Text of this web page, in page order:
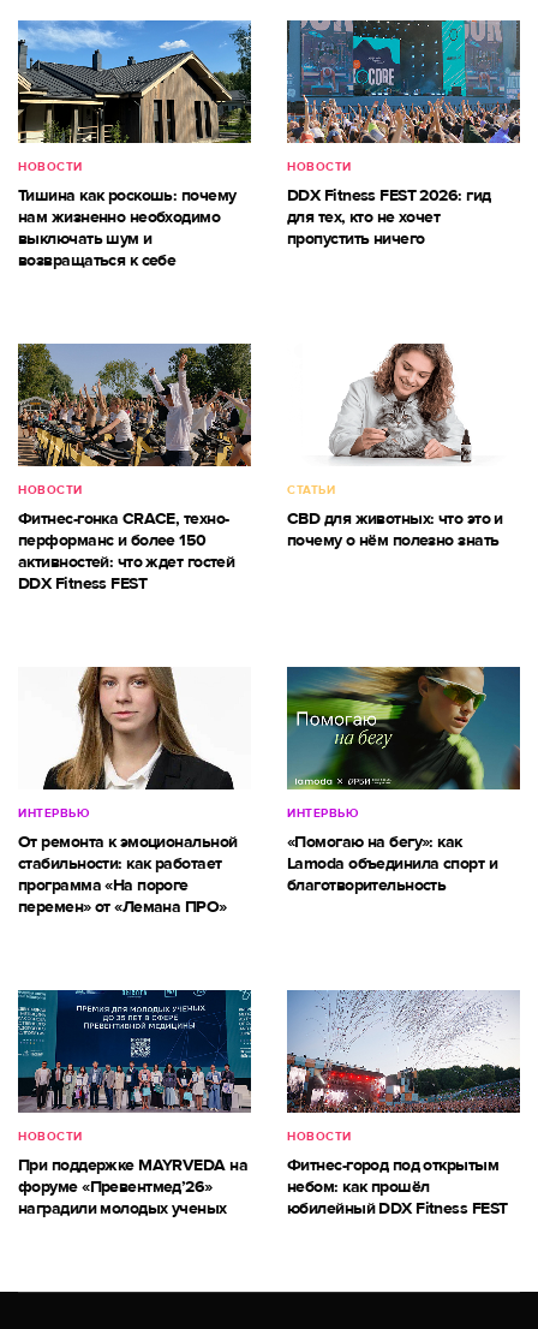
НОВОСТИ
Тишина как роскошь: почему
нам жизненно необходимо
выключать шум и
возвращаться к себе
НОВОСТИ
DDX Fitness FEST 2026: гид
для тех, кто не хочет
пропустить ничего
НОВОСТИ
Фитнес-гонка CRACE, техно-
перформанс и более 150
активностей: что ждет гостей
DDX Fitness FEST
СТАТЬИ
CBD для животных: что это и
почему о нём полезно знать
ИНТЕРВЬЮ
От ремонта к эмоциональной
стабильности: как работает
программа «На пороге
перемен» от «Лемана ПРО»
ИНТЕРВЬЮ
«Помогаю на бегу»: как
Lamoda объединила спорт и
благотворительность
НОВОСТИ
При поддержке MAYRVEDA на
форуме «Превентмед’26»
наградили молодых ученых
НОВОСТИ
Фитнес-город под открытым
небом: как прошёл
юбилейный DDX Fitness FEST